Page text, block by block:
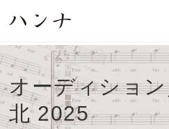
オーディショ
北 2025